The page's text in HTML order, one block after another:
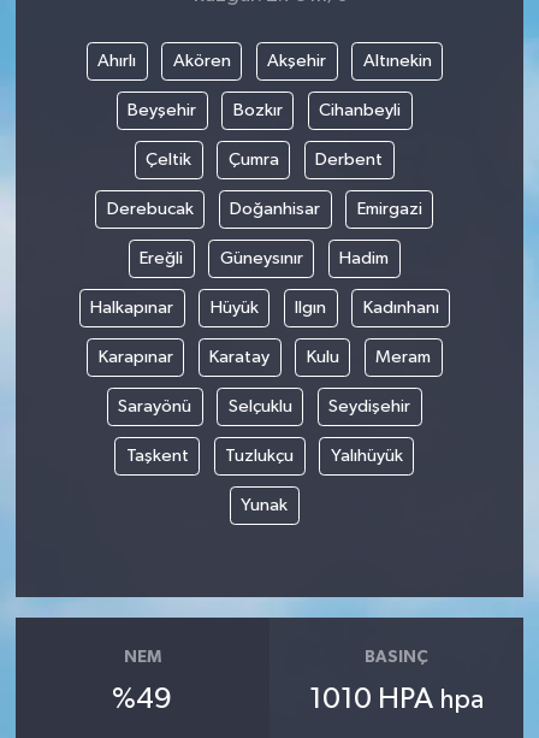
Ahırlı Akören Akşehir Altınekin
Beyşehir Bozkır Cihanbeyli
Çeltik Çumra Derbent
Derebucak Doğanhisar Emirgazi
Ereğli Güneysınır Hadim
Halkapınar Hüyük Ilgın Kadınhanı
Karapınar Karatay Kulu Meram
Sarayönü Selçuklu Seydişehir
Taşkent Tuzlukçu Yalıhüyük
Yunak
NEM
%49
BASINÇ
1010 HPA hpa